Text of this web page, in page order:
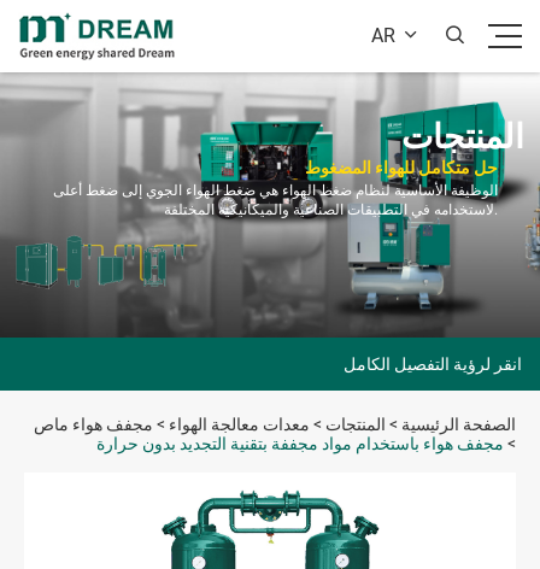
AR  
المنتجات
حل متكامل للهواء المضغوط
الوظيفة الأساسية لنظام ضغط الهواء هي ضغط الهواء الجوي إلى ضغط أعلى
لاستخدامه في التطبيقات الصناعية والميكانيكية المختلفة.
انقر لرؤية التفصيل الكامل
الصفحة الرئيسية > المنتجات > معدات معالجة الهواء > مجفف هواء ماص
> مجفف هواء باستخدام مواد مجففة بتقنية التجديد بدون حرارة